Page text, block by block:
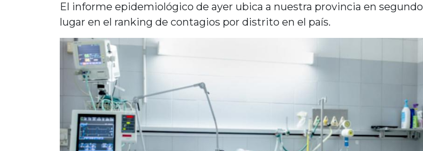
El informe epidemiológico de ayer ubica a nuestra provincia en segundo
lugar en el ranking de contagios por distrito en el país.